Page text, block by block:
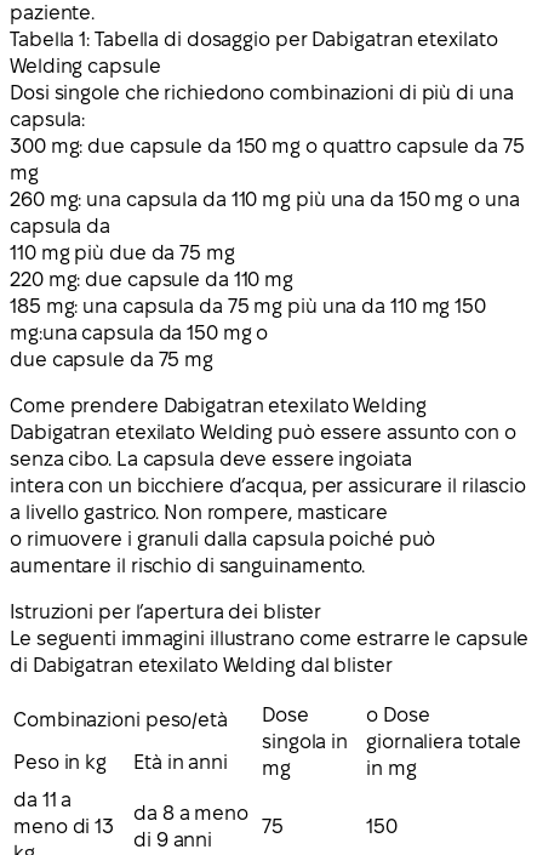
paziente.
Tabella 1: Tabella di dosaggio per Dabigatran etexilato
Welding capsule
Dosi singole che richiedono combinazioni di più di una
capsula:
300 mg: due capsule da 150 mg o quattro capsule da 75
mg
260 mg: una capsula da 110 mg più una da 150 mg o una
capsula da
110 mg più due da 75 mg
220 mg: due capsule da 110 mg
185 mg: una capsula da 75 mg più una da 110 mg 150
mg:una capsula da 150 mg o
due capsule da 75 mg
Come prendere Dabigatran etexilato Welding
Dabigatran etexilato Welding può essere assunto con o
senza cibo. La capsula deve essere ingoiata
intera con un bicchiere d’acqua, per assicurare il rilascio
a livello gastrico. Non rompere, masticare
o rimuovere i granuli dalla capsula poiché può
aumentare il rischio di sanguinamento.
Istruzioni per l’apertura dei blister
Le seguenti immagini illustrano come estrarre le capsule
di Dabigatran etexilato Welding dal blister
Combinazioni peso/età
Dose
singola in
mg
o Dose
giornaliera totale
in mg
Peso in kg
Età in anni
da 11 a
meno di 13
da 8 a meno
di 9 anni
75 150